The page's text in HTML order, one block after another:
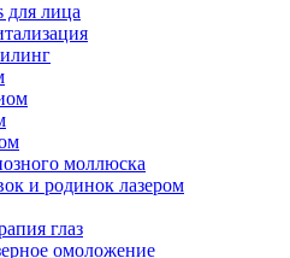
для лица
моллюска
и родинок лазером
глаз
омоложение